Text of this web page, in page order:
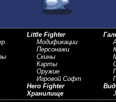
Little Fighter
Модификации
Персонажи
Скины
Карты
Оружие
Игровой Софт
Hero Fighter
Хранилище